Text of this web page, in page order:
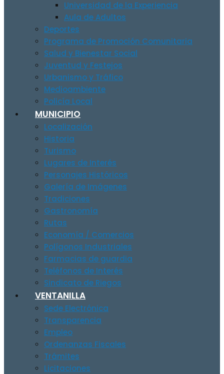
Universidad de la Experiencia
Aula de Adultos
Deportes
Programa de Promoción Comunitaria
Salud y Bienestar Social
Juventud y Festejos
Urbanismo y Tráfico
Medioambiente
Policía Local
MUNICIPIO
Localización
Historia
Turismo
Lugares de Interés
Personajes Históricos
Galería de Imágenes
Tradiciones
Gastronomía
Rutas
Economía / Comercios
Polígonos Industriales
Farmacias de guardia
Teléfonos de Interés
Sindicato de Riegos
VENTANILLA
Sede Electrónica
Transparencia
Empleo
Ordenanzas Fiscales
Trámites
Licitaciones